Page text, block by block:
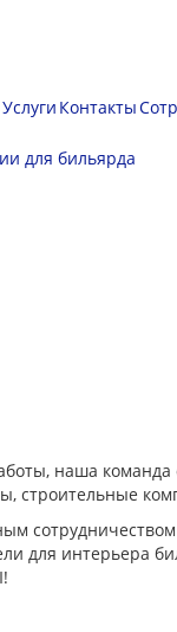
Услуги Контакты
наша
строительные
для интерьера